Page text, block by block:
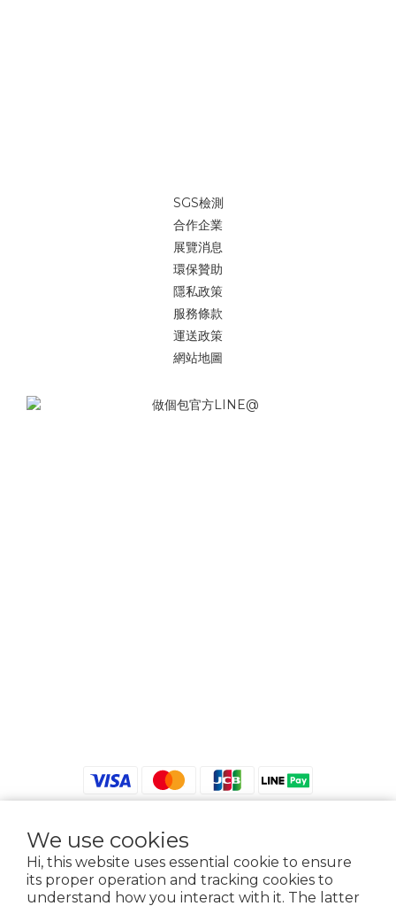
We use cookies
Hi, this website uses essential cookie to ensure
its proper operation and tracking cookies to
understand how you interact with it. The latter
SGS檢測
合作企業
展覽消息
環保贊助
隱私政策
服務條款
運送政策
網站地圖
$ TWD English